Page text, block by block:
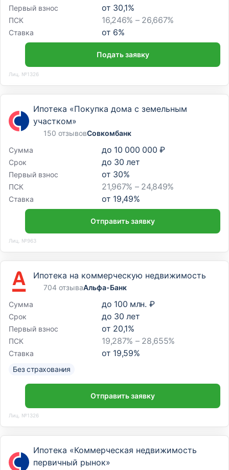
Первый взнос от 30,1%
ПСК 16,246% – 26,667%
Ставка от 6%
Подать заявку
Лиц. №1326
Ипотека «Покупка дома с земельным
участком»
150 отзывовСовкомбанк
Сумма
до 10 000 000 ₽
Срок до 30 лет
Первый взнос от 30%
ПСК 21,967% – 24,849%
Ставка от 19,49%
Отправить заявку
Лиц. №963
Ипотека на коммерческую недвижимость
704 отзываАльфа-Банк
Сумма
до 100 млн. ₽
Срок до 30 лет
Первый взнос от 20,1%
ПСК 19,287% – 28,655%
Ставка от 19,59%
Без страхования
Отправить заявку
Лиц. №1326
Ипотека «Коммерческая недвижимость
первичный рынок»